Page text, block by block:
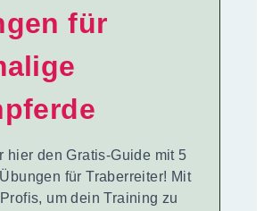
für
hier den Gratis-Guide mit 5
für Traberreiter! Mit
um dein Training zu